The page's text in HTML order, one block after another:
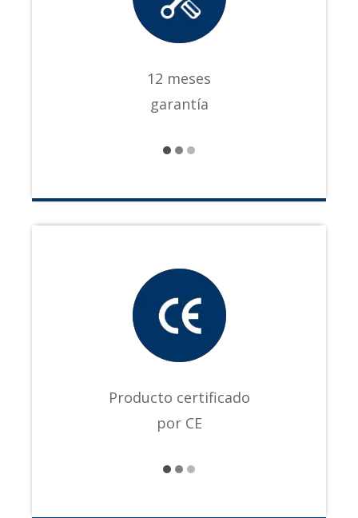
12 meses
garantía
Producto certificado
por CE